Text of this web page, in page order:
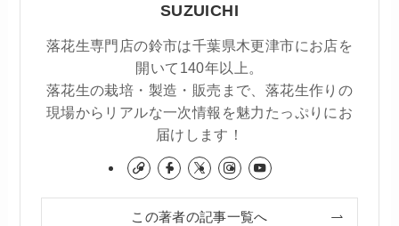
SUZUICHI
落花生専門店の鈴市は千葉県木更津市にお店を
開いて140年以上。
落花生の栽培・製造・販売まで、落花生作りの
現場からリアルな一次情報を魅力たっぷりにお
届けします！
この著者の記事一覧へ